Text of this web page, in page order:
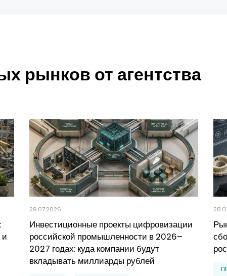
рынков от агентства
29.07.2026
Инвестиционные проекты цифровизации
российской промышленности в 2026–
2027 годах: куда компании будут
вкладывать миллиарды рублей